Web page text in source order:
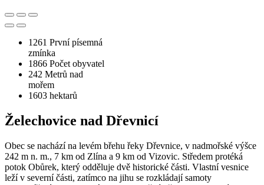
1261 První písemná
zmínka
1866 Počet obyvatel
242 Metrů nad
mořem
1603 hektarů
Želechovice nad Dřevnicí
Obec se nachází na levém břehu řeky Dřevnice, v nadmořské výšce
242 m n. m., 7 km od Zlína a 9 km od Vizovic. Středem protéká
potok Obůrek, který odděluje dvě historické části. Vlastní vesnice
leží v severní části, zatímco na jihu se rozkládají samoty